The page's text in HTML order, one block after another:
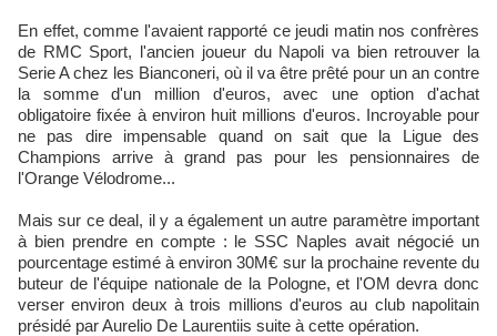
En effet, comme l'avaient rapporté ce jeudi matin nos confrères
de RMC Sport, l'ancien joueur du Napoli va bien retrouver la
Serie A chez les Bianconeri, où il va être prêté pour un an contre
la somme d'un million d'euros, avec une option d'achat
obligatoire fixée à environ huit millions d'euros. Incroyable pour
ne pas dire impensable quand on sait que la Ligue des
Champions arrive à grand pas pour les pensionnaires de
l'Orange Vélodrome...
Mais sur ce deal, il y a également un autre paramètre important
à bien prendre en compte : le SSC Naples avait négocié un
pourcentage estimé à environ 30M€ sur la prochaine revente du
buteur de l'équipe nationale de la Pologne, et l'OM devra donc
verser environ deux à trois millions d'euros au club napolitain
présidé par Aurelio De Laurentiis suite à cette opération.